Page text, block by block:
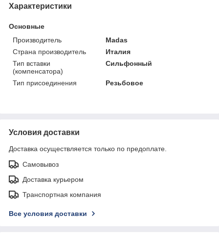
Характеристики
Основные
Производитель
Madas
Страна производитель
Италия
Тип вставки
(компенсатора)
Сильфонный
Тип присоединения Резьбовое
Условия доставки
Доставка осуществляется только по предоплате.
Самовывоз
Доставка курьером
Транспортная компания
Все условия доставки